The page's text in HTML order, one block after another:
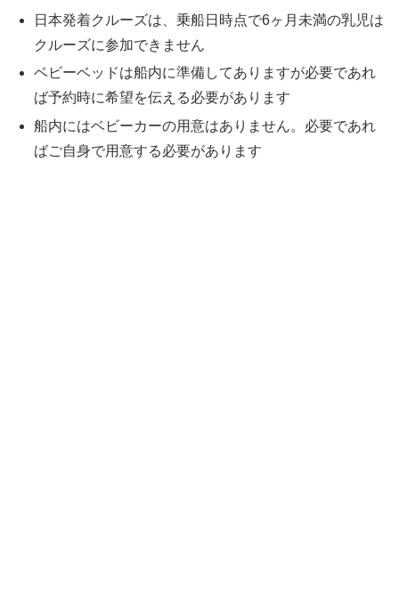
日本発着クルーズは、乗船日時点で6ヶ月未満の乳児は
クルーズに参加できません
ベビーベッドは船内に準備してありますが必要であれ
ば予約時に希望を伝える必要があります
船内にはベビーカーの用意はありません。必要であれ
ばご自身で用意する必要があります